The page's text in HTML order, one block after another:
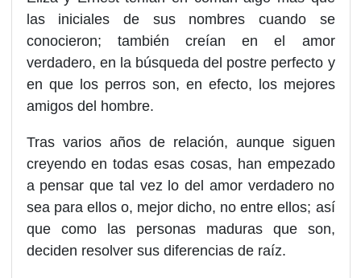
las iniciales de sus nombres cuando se
conocieron; también creían en el amor
verdadero, en la búsqueda del postre perfecto y
en que los perros son, en efecto, los mejores
amigos del hombre.
Tras varios años de relación, aunque siguen
creyendo en todas esas cosas, han empezado
a pensar que tal vez lo del amor verdadero no
sea para ellos o, mejor dicho, no entre ellos; así
que como las personas maduras que son,
deciden resolver sus diferencias de raíz.